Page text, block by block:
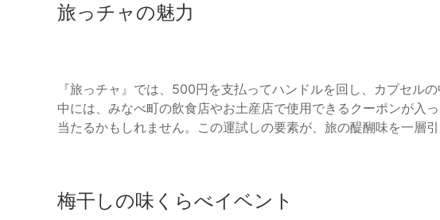
旅っチャの魅力
『旅っチャ』では、500円を支払ってハンドルを回し、カプセル
中には、みなべ町の飲食店やお土産店で使用できるクーポンが入
当たるかもしれません。この運試しの要素が、旅の醍醐味を一層引
梅干しの味くらべイベント